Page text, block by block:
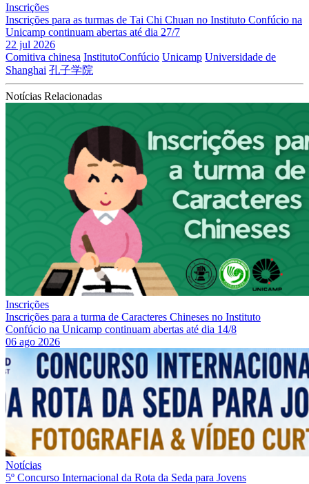
Inscrições
Inscrições para as turmas de Tai Chi Chuan no Instituto Confúcio na
Unicamp continuam abertas até dia 27/7
22 jul 2026
Comitiva chinesa InstitutoConfúcio Unicamp Universidade de
Shanghai 孔子学院
Notícias Relacionadas
Inscrições
Inscrições para a turma de Caracteres Chineses no Instituto
Confúcio na Unicamp continuam abertas até dia 14/8
06 ago 2026
Notícias
5º Concurso Internacional da Rota da Seda para Jovens